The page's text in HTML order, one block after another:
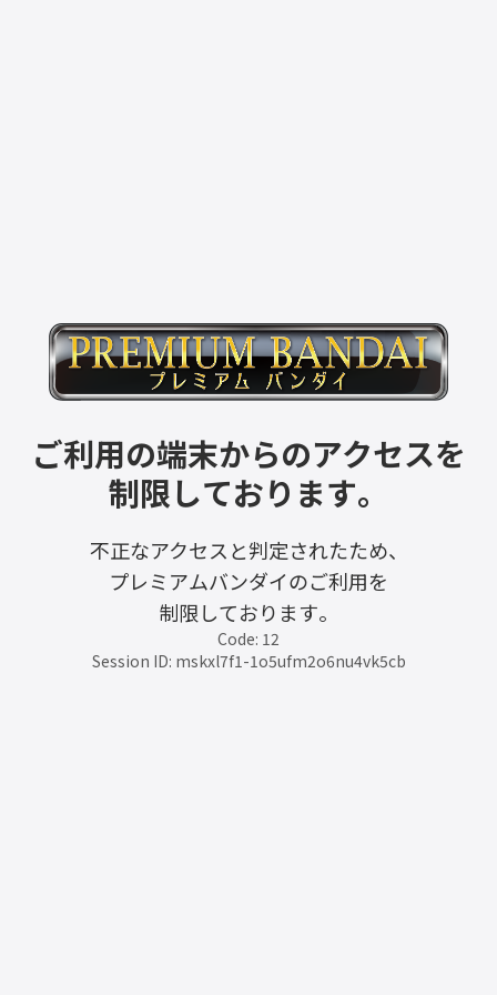
ご利用の端末からのアクセスを
制限しております。
不正なアクセスと判定されたため、
プレミアムバンダイのご利用を
制限しております。
Code: 12
Session ID: mskxl7f1-1o5ufm2o6nu4vk5cb